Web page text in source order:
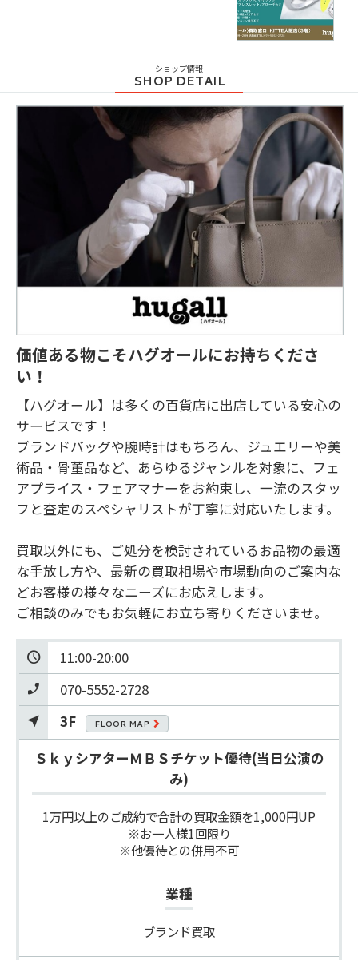
ショップ情報
価値ある物こそハグオールにお持ちくださ
い！
【ハグオール】は多くの百貨店に出店している安心の
サービスです！
ブランドバッグや腕時計はもちろん、ジュエリーや美
術品・骨董品など、あらゆるジャンルを対象に、フェ
アプライス・フェアマナーをお約束し、一流のスタッ
フと査定のスペシャリストが丁寧に対応いたします。
買取以外にも、ご処分を検討されているお品物の最適
な手放し方や、最新の買取相場や市場動向のご案内な
どお客様の様々なニーズにお応えします。
ご相談のみでもお気軽にお立ち寄りくださいませ。
11:00-20:00
070-5552-2728
3F
FLOOR MAP
ＳｋｙシアターＭＢＳチケット優待(当日公演の
み)
1万円以上のご成約で合計の買取金額を1,000円UP
※お一人様1回限り
※他優待との併用不可
業種
ブランド買取